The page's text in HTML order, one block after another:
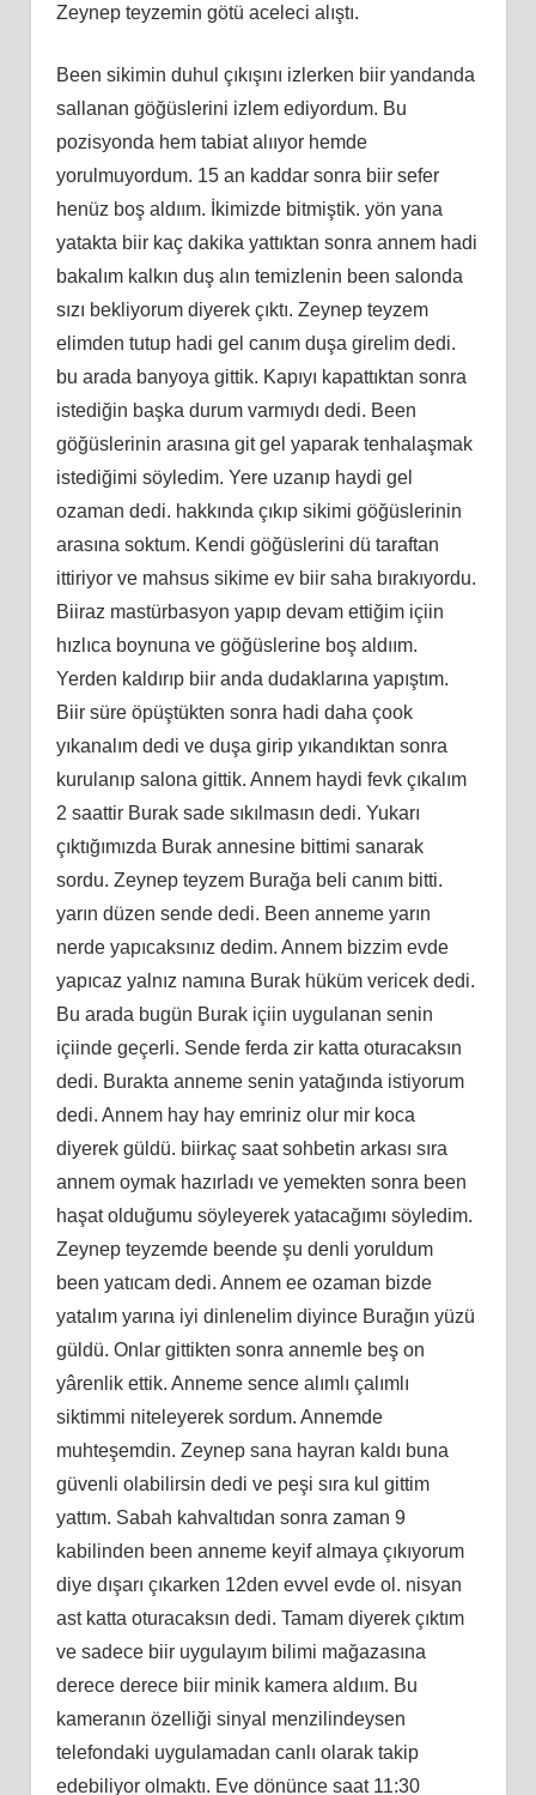
Zeynep teyzemin götü aceleci alıştı.
Been sikimin duhul çıkışını izlerken biir yandanda
sallanan göğüslerini izlem ediyordum. Bu
pozisyonda hem tabiat alııyor hemde
yorulmuyordum. 15 an kaddar sonra biir sefer
henüz boş aldıım. İkimizde bitmiştik. yön yana
yatakta biir kaç dakika yattıktan sonra annem hadi
bakalım kalkın duş alın temizlenin been salonda
sızı bekliyorum diyerek çıktı. Zeynep teyzem
elimden tutup hadi gel canım duşa girelim dedi.
bu arada banyoya gittik. Kapıyı kapattıktan sonra
istediğin başka durum varmıydı dedi. Been
göğüslerinin arasına git gel yaparak tenhalaşmak
istediğimi söyledim. Yere uzanıp haydi gel
ozaman dedi. hakkında çıkıp sikimi göğüslerinin
arasına soktum. Kendi göğüslerini dü taraftan
ittiriyor ve mahsus sikime ev biir saha bırakıyordu.
Biiraz mastürbasyon yapıp devam ettiğim içiin
hızlıca boynuna ve göğüslerine boş aldıım.
Yerden kaldırıp biir anda dudaklarına yapıştım.
Biir süre öpüştükten sonra hadi daha çook
yıkanalım dedi ve duşa girip yıkandıktan sonra
kurulanıp salona gittik. Annem haydi fevk çıkalım
2 saattir Burak sade sıkılmasın dedi. Yukarı
çıktığımızda Burak annesine bittimi sanarak
sordu. Zeynep teyzem Burağa beli canım bitti.
yarın düzen sende dedi. Been anneme yarın
nerde yapıcaksınız dedim. Annem bizzim evde
yapıcaz yalnız namına Burak hüküm vericek dedi.
Bu arada bugün Burak içiin uygulanan senin
içiinde geçerli. Sende ferda zir katta oturacaksın
dedi. Burakta anneme senin yatağında istiyorum
dedi. Annem hay hay emriniz olur mir koca
diyerek güldü. biirkaç saat sohbetin arkası sıra
annem oymak hazırladı ve yemekten sonra been
haşat olduğumu söyleyerek yatacağımı söyledim.
Zeynep teyzemde beende şu denli yoruldum
been yatıcam dedi. Annem ee ozaman bizde
yatalım yarına iyi dinlenelim diyince Burağın yüzü
güldü. Onlar gittikten sonra annemle beş on
yârenlik ettik. Anneme sence alımlı çalımlı
siktimmi niteleyerek sordum. Annemde
muhteşemdin. Zeynep sana hayran kaldı buna
güvenli olabilirsin dedi ve peşi sıra kul gittim
yattım. Sabah kahvaltıdan sonra zaman 9
kabilinden been anneme keyif almaya çıkıyorum
diye dışarı çıkarken 12den evvel evde ol. nisyan
ast katta oturacaksın dedi. Tamam diyerek çıktım
ve sadece biir uygulayım bilimi mağazasına
derece derece biir minik kamera aldıım. Bu
kameranın özelliği sinyal menzilindeysen
telefondaki uygulamadan canlı olarak takip
edebiliyor olmaktı. Eve dönünce saat 11:30